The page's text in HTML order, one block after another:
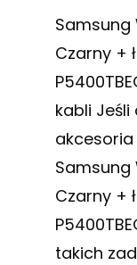
Samsung
Czarny +
kabli
Samsung
Czarny +
takich